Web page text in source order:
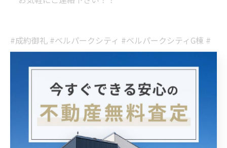
#成約御礼 #ベルパークシティ #ベルパークシティG棟 #
都島区 #都島区マンション #中古マンション #タワーマ
ンション #大阪市都島区 #友渕町 #不動産売却 #不動産購
入 #センチュリー21 #センチュリー21ライズ #住み替え
#大阪不動産